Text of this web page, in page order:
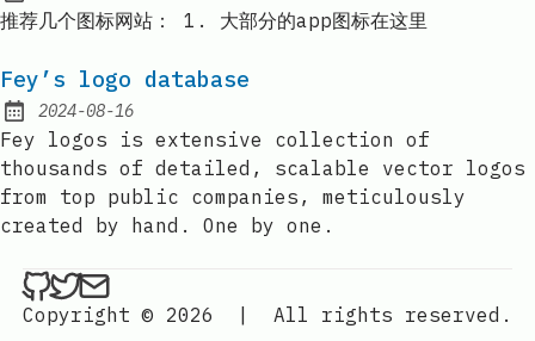
推荐几个图标网站： 1. 大部分的app图标在这里
Fey’s logo database
Published:
2024-08-16
Fey logos is extensive collection of
thousands of detailed, scalable vector logos
from top public companies, meticulously
created by hand. One by one.
ethan4768 on Github
ethan4768 on Twitter
Send an email to
Copyright © 2026
| All rights reserved.